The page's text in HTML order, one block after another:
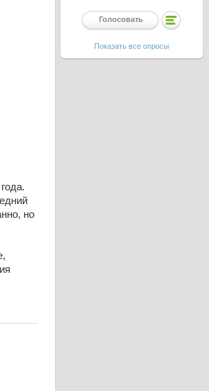
но
Показать все опросы